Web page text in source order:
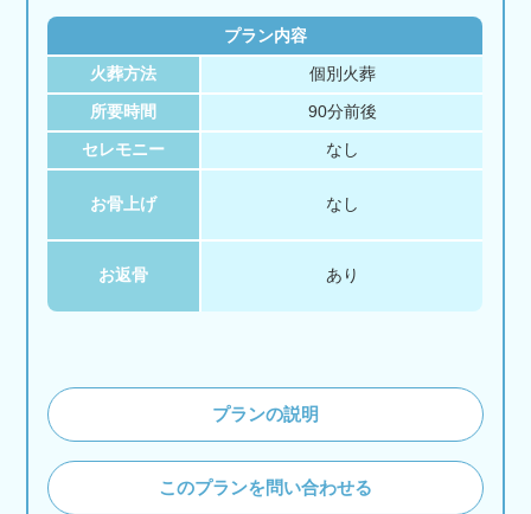
プラン内容
火葬方法 個別火葬
所要時間 90分前後
セレモニー なし
お骨上げ なし
お返骨 あり
プランの説明
このプランを問い合わせる